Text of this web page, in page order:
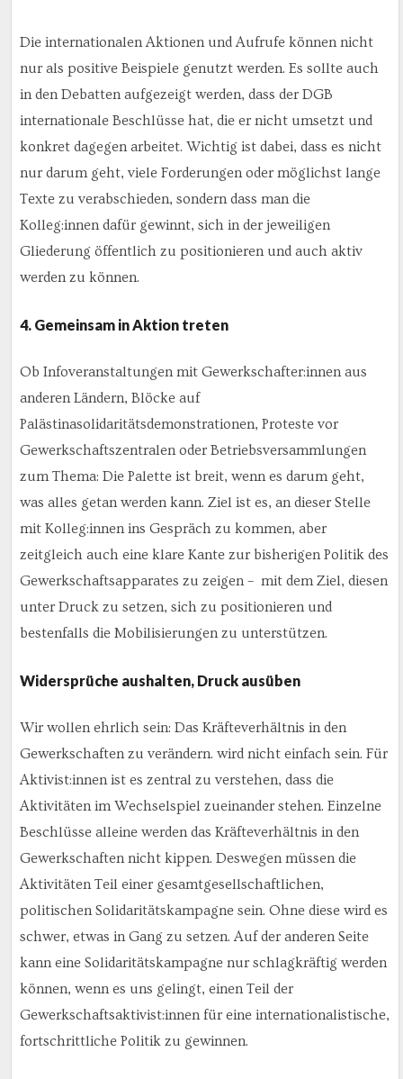
Die internationalen Aktionen und Aufrufe können nicht
nur als positive Beispiele genutzt werden. Es sollte auch
in den Debatten aufgezeigt werden, dass der DGB
internationale Beschlüsse hat, die er nicht umsetzt und
konkret dagegen arbeitet. Wichtig ist dabei, dass es nicht
nur darum geht, viele Forderungen oder möglichst lange
Texte zu verabschieden, sondern dass man die
Kolleg:innen dafür gewinnt, sich in der jeweiligen
Gliederung öffentlich zu positionieren und auch aktiv
werden zu können.
4. Gemeinsam in Aktion treten
Ob Infoveranstaltungen mit Gewerkschafter:innen aus
anderen Ländern, Blöcke auf
Palästinasolidaritätsdemonstrationen, Proteste vor
Gewerkschaftszentralen oder Betriebsversammlungen
zum Thema: Die Palette ist breit, wenn es darum geht,
was alles getan werden kann. Ziel ist es, an dieser Stelle
mit Kolleg:innen ins Gespräch zu kommen, aber
zeitgleich auch eine klare Kante zur bisherigen Politik des
Gewerkschaftsapparates zu zeigen – mit dem Ziel, diesen
unter Druck zu setzen, sich zu positionieren und
bestenfalls die Mobilisierungen zu unterstützen.
Widersprüche aushalten, Druck ausüben
Wir wollen ehrlich sein: Das Kräfteverhältnis in den
Gewerkschaften zu verändern. wird nicht einfach sein. Für
Aktivist:innen ist es zentral zu verstehen, dass die
Aktivitäten im Wechselspiel zueinander stehen. Einzelne
Beschlüsse alleine werden das Kräfteverhältnis in den
Gewerkschaften nicht kippen. Deswegen müssen die
Aktivitäten Teil einer gesamtgesellschaftlichen,
politischen Solidaritätskampagne sein. Ohne diese wird es
schwer, etwas in Gang zu setzen. Auf der anderen Seite
kann eine Solidaritätskampagne nur schlagkräftig werden
können, wenn es uns gelingt, einen Teil der
Gewerkschaftsaktivist:innen für eine internationalistische,
fortschrittliche Politik zu gewinnen.